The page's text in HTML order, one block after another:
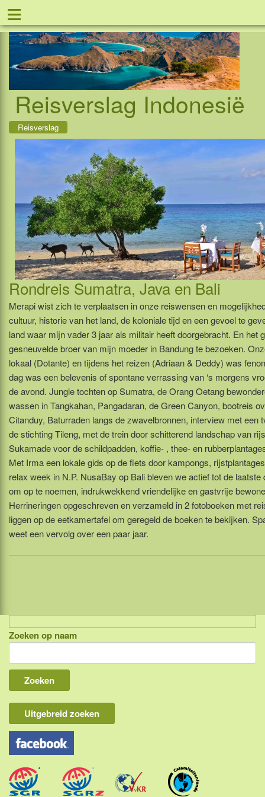
≡
Reisverslag Indonesië
Reisverslag
Rondreis Sumatra, Java en Bali
Merapi wist zich te verplaatsen in onze reiswensen en
cultuur, historie van het land, de koloniale tijd en een gevoel te
land waar mijn vader 3 jaar als militair heeft doorgebracht. En het
gesneuvelde broer van mijn moeder in Bandung te bezoeken.
lokaal (Dotante) en tijdens het reizen (Adriaan & Deddy) was
dag was een belevenis of spontane verrassing van ‘s morgens
de avond. Jungle tochten op Sumatra, de Orang Oetang
wassen in Tangkahan, Pangadaran, de Green Canyon, bootreis
Citanduy, Baturraden langs de zwavelbronnen, interview met een
de stichting Tileng, met de trein door schitterend landschap van
Sukamade voor de schildpadden, koffie- , thee- en
Met Irma een lokale gids op de fiets door kampongs,
relax week in N.P. NusaBay op Bali bleven we actief tot de laatste
om op te noemen, indrukwekkend vriendelijke en gastvrije
Herrineringen opgeschreven en verzameld in 2 fotoboeken met
liggen op de eetkamertafel om geregeld de boeken te bekijken.
weet een vervolg over een paar jaar.
Indonesië, eilandcombinaties
Bali
Lombok
Flores & Komodo
Overige Sunda eilanden
Java
Kalimantan
Zoeken op naam
Uitgebreid zoeken